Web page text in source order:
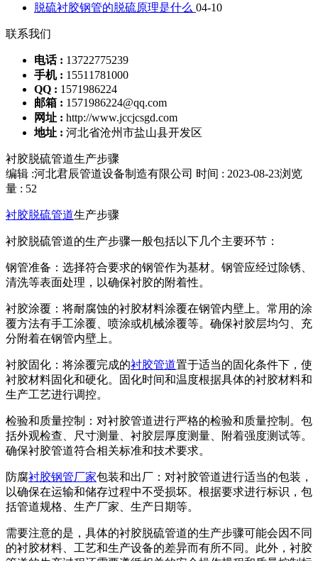
脱硫衬胶钢管的脱硫原理是什么 04-10
联系我们
电话 : 13722775239
手机 : 15511781000
QQ : 1571986224
邮箱 : 1571986224@qq.com
网址 : http://www.jccjcsgd.com
地址 : 河北省沧州市盐山县开发区
衬胶脱硫管道生产步骤
编辑 :河北君辰管道设备制造有限公司 时间 : 2023-08-23浏览
量 : 52
衬胶脱硫管道生产步骤
衬胶脱硫管道的生产步骤一般包括以下几个主要环节：
钢管准备：选择符合要求的钢管作为基材。钢管应经过除锈、
清洗等表面处理，以确保衬胶的附着性。
衬胶涂覆：将耐腐蚀的衬胶材料涂覆在钢管内壁上。常用的涂
覆方法有手工涂覆、喷涂或机械涂覆等。确保衬胶层均匀、充
分附着在钢管内壁上。
衬胶固化：将涂覆完成的衬胶管道置于适当的固化条件下，使
衬胶材料固化和硬化。固化时间和温度根据具体的衬胶材料和
生产工艺进行调控。
检验和质量控制：对衬胶管道进行严格的检验和质量控制。包
括外观检查、尺寸测量、衬胶层厚度测量、附着强度测试等。
确保衬胶管道符合相关标准和技术要求。
防腐衬胶钢管厂家包装和出厂：对衬胶管道进行适当的包装，
以确保在运输和储存过程中不受损坏。根据要求进行标识，包
括管道规格、生产厂家、生产日期等。
需要注意的是，具体的衬胶脱硫管道的生产步骤可能会因不同
的衬胶材料、工艺和生产设备的差异而有所不同。此外，衬胶